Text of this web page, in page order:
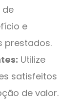
de
e
prestados.
Utilize
satisfeitos
de valor.